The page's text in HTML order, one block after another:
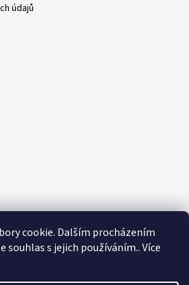
cookie. Dalším procházením
s jejich používáním.. Více
údajů
platby